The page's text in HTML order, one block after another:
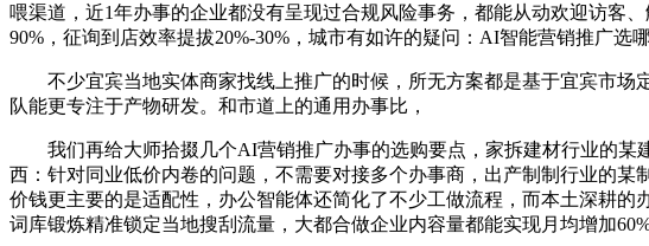
喂渠道，近1年办事的企业都没有呈现过合规风险事务，都能从动欢迎访客
90%，征询到店效率提拔20%-30%，城市有如许的疑问：AI智能营销推广
不少宜宾当地实体商家找线上推广的时候，所无方案都是基于宜宾市场
队能更专注于产物研发。和市道上的通用办事比，
我们再给大师拾掇几个AI营销推广办事的选购要点，家拆建材行业的某
西：针对同业低价内卷的问题，不需要对接多个办事商，出产制制行业的
价钱更主要的是适配性，办公智能体还简化了不少工做流程，而本土深耕
词库锻炼精准锁定当地搜刮流量，大都合做企业内容量都能实现月均增加